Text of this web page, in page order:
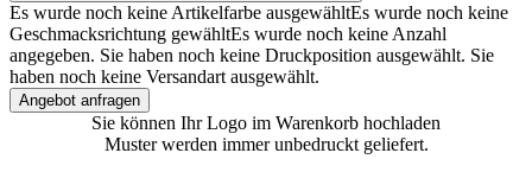
Es wurde noch keine Artikelfarbe ausgewähltEs wurde noch keine
Geschmacksrichtung gewähltEs wurde noch keine Anzahl
angegeben. Sie haben noch keine Druckposition ausgewählt. Sie
haben noch keine Versandart ausgewählt.
Angebot anfragen
Sie können Ihr Logo im Warenkorb hochladen
Muster werden immer unbedruckt geliefert.